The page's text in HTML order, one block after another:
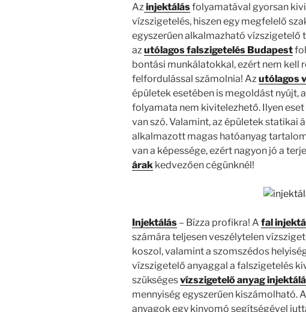
Az injektálásfolyamatával gyorsan
vízszigetelés, hiszen egy megfelelő
egyszerűen alkalmazható vízszigetelő
az utólagos falszigetelés Budapest
bontási munkálatokkal, ezért nem kell
felfordulással számolnia! Az utólagos
épületek esetében is megoldást nyújt,
folyamata nem kivitelezhető. Ilyen
van szó. Valamint, az épületek statikai
alkalmazott magas hatóanyag
van a képessége, ezért nagyon jó a
árak kedvezően cégünknél!
Injektálás – Bízza profikra! A fal
számára teljesen veszélytelen
koszol, valamint a szomszédos
vízszigetelő anyaggal a falszigetelés
szükségesvízszigetelő anyag
mennyiség egyszerűen kiszámolható.
anyagok egy kinyomó segítségével